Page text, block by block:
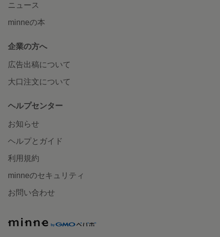
ニュース
minneの本
企業の方へ
広告出稿について
大口注文について
ヘルプセンター
お知らせ
ヘルプとガイド
利用規約
minneのセキュリティ
お問い合わせ